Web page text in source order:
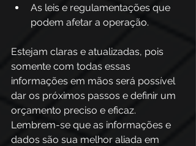
As leis e regulamentações que
podem afetar a operação.
Estejam claras e atualizadas, pois
somente com todas essas
informações em mãos será possível
dar os próximos passos e definir um
orçamento preciso e eficaz.
Lembrem-se que as informações e
dados são sua melhor aliada em